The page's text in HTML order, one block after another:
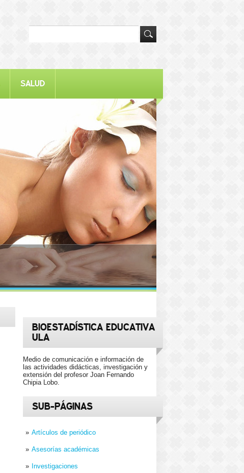
SALUD
BIOESTADÍSTICA EDUCATIVA
ULA
Medio de comunicación e información de
las actividades didácticas, investigación y
extensión del profesor Joan Fernando
Chipia Lobo.
SUB-PÁGINAS
Artículos de periódico
Asesorías académicas
Investigaciones